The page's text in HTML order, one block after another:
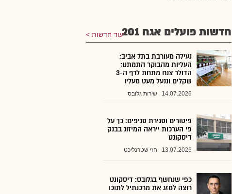
חדשות פועלים אגח 201 עוד חדשות
נעילה מעורבת בתל אביב:
העליות מהבוקר התמתנו;
הדולר צנח מתחת לרף ה-3
שקלים וננעל מעט מעליו
14.07.2026 שירות גלובס
פיטורים וסגירת סניפים: כך על
פי הערכות ייראה המיזוג בבנק
דיסקונט
13.07.2026 חזי שטרנליכט
כפי שנחשף בגלובס: דיסקונט
רוצה למזג את מרכנתיל לתוכו